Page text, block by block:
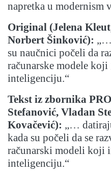
napretka u modernism
Original (Jelena
Norbert Šinković): „…
su naučnici počeli da
računarske modele
inteligenciju.“
Tekst iz zbornika
Stefanović, Vladan
Kovačević): „…
kada su počeli da se
računarski modeli koji
inteligenciju.“